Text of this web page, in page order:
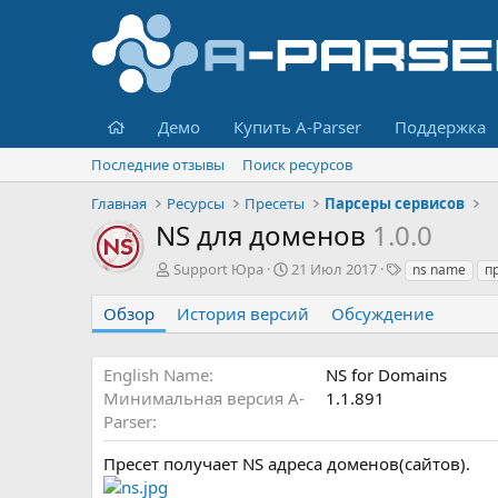
Главная
Демо Купить A-Parser Поддержка
Последние отзывы
Поиск ресурсов
Главная
Ресурсы Пресеты Парсеры сервисов
NS для доменов 1.0.0
А
т
о
Support Юра
Д
т
а
д
и
21 Июл 2017
Т
г
и
ns name
Обзор История версий Обсуждение
English Name
NS for Domains
Минимальная версия A-
Parser
1.1.891
Пресет получает NS адреса доменов(сайтов).